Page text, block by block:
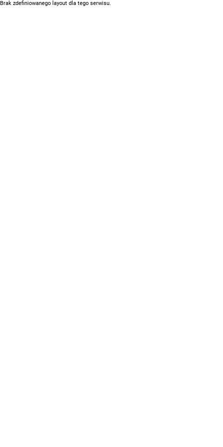
Brak zdefiniowanego layout dla tego serwisu.